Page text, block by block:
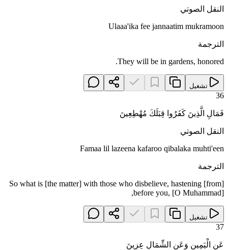
النقل الصوتي
Ulaaa'ika fee jannaatim mukramoon
الترجمة
They will be in gardens, honored.
تشغيل
36
فَمَالِ الَّذِينَ كَفَرُوا قِبَلَكَ مُهْطِعِينَ
النقل الصوتي
Famaa lil lazeena kafaroo qibalaka muhti'een
الترجمة
So what is [the matter] with those who disbelieve, hastening [from]
before you, [O Muhammad],
تشغيل
37
عَنِ الْيَمِينِ وَعَنِ الشِّمَالِ عِزِينَ